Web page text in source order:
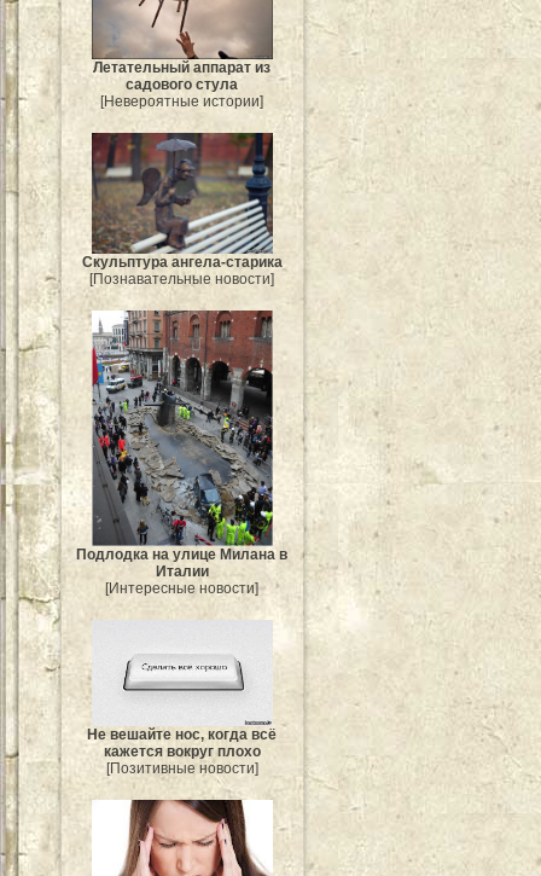
Летательный аппарат из
садового стула
[Невероятные истории]
Скульптура ангела-старика
[Познавательные новости]
Подлодка на улице Милана в
Италии
[Интересные новости]
Не вешайте нос, когда всё
кажется вокруг плохо
[Позитивные новости]